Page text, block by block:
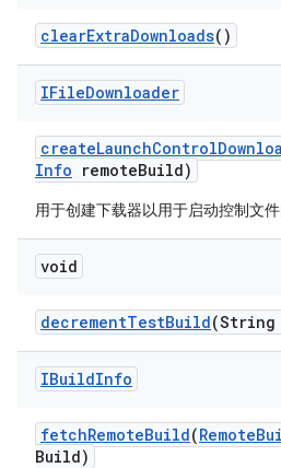
clearExtraDownloads()
IFileDownloader
createLaunchControl
Info remoteBuild)
用于创建下载器以用于启动控制文件
void
decrementTestBuild(String
IBuildInfo
fetchRemoteBuild(Remote
Build)